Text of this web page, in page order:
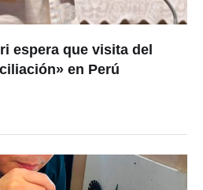
espera que visita del
en Perú